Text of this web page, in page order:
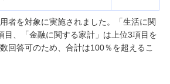
ンの保証会社とは？役割や審査を
ントを解説
利息はどう計算する？抑える方法
者を対象に実施されました。「生活に関
目、「金融に関する家計」は上位3項目を
回答可のため、合計は100％を超えるこ